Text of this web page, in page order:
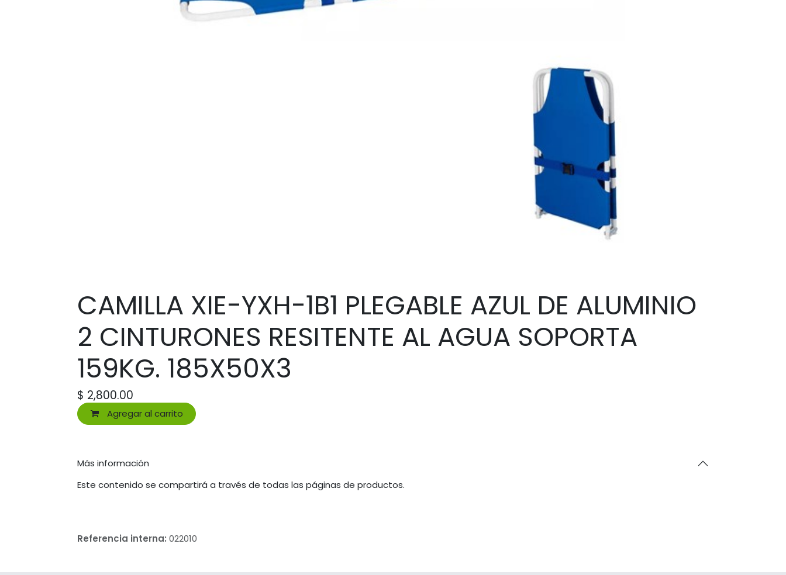
CAMILLA XIE-YXH-1B1 PLEGABLE AZUL DE ALUMINIO
2 CINTURONES RESITENTE AL AGUA SOPORTA
159KG. 185X50X3
$ 2,800.00
Agregar al carrito
Más información
Este contenido se compartirá a través de todas las páginas de productos.
Referencia interna: 022010